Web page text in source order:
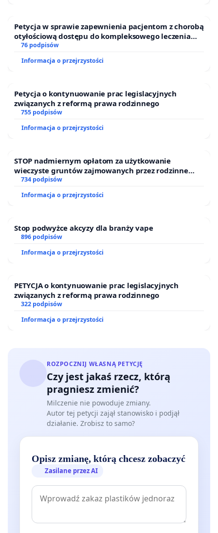
zajmujących się kolekcjami i której zbiory
przyrodnicze byłyby systematycznie powiększane.
osób, więc są poza wartością naukową również
miejscem, które z ogromnym sukcesem przyciąga
zagranicznych turystów.
pomiędzy specjalistycznymi działami biologii
pozostaje teoria ewolucji. Objaśnia ona przyrodę
jako efekt w równym stopniu fizykochemicznych
aspektów zjawiska życia, jak i zaszłości
człowieku i jego kulturze. Muzeum niewątpliwie
stałoby się źródłem materiałów, informacji i
inspiracji dla rozwoju tak ważnych współcześnie
eksperymentalna. Będąc głęboko przekonani o
znaczeniu projektu dla rozwoju polskiej nauki, w
imieniu polskiej młodzieży i młodych naukowców
pragnących głębiej zrozumieć przyrodę zwracamy
budowy w Polsce Muzeum Historii Naturalnej.
Z poważaniem,
Polska Młodzież i Młodzi Naukowcy
Petycja w sprawie zapewnienia pacjentom z chorobą
otyłościową dostępu do kompleksowego leczenia
oraz programów profilaktycznych.
76 podpisów
Informacja o przejrzystości
Petycja o kontynuowanie prac legislacyjnych
związanych z reformą prawa rodzinnego
755 podpisów
Informacja o przejrzystości
STOP nadmiernym opłatom za użytkowanie
wieczyste gruntów zajmowanych przez rodzinne
ogrody działkowe.
734 podpisów
Informacja o przejrzystości
Stop podwyżce akcyzy dla branży vape
896 podpisów
Informacja o przejrzystości
PETYCJA o kontynuowanie prac legislacyjnych
związanych z reformą prawa rodzinnego
322 podpisów
Informacja o przejrzystości
ROZPOCZNIJ WŁASNĄ PETYCJĘ
Czy jest jakaś rzecz, którą
pragniesz zmienić?
Milczenie nie powoduje zmiany.
Autor tej petycji zajął stanowisko i podjął
działanie. Zrobisz to samo?
Opisz zmianę, którą chcesz zobaczyć
Zasilane przez AI